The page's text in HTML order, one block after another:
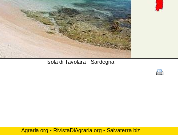
Isola di Tavolara - Sardegna
Agraria.org - RivistaDiAgraria.org - Salvaterra.biz